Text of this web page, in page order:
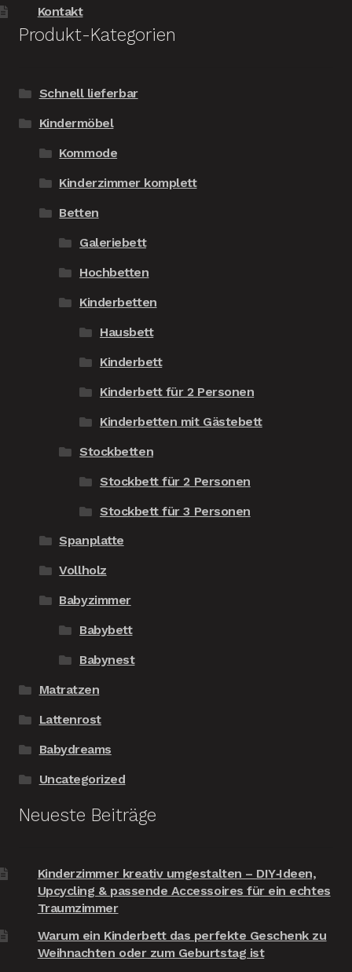
Kontakt
Produkt-Kategorien
Schnell lieferbar
Kindermöbel
Kommode
Kinderzimmer komplett
Betten
Galeriebett
Hochbetten
Kinderbetten
Hausbett
Kinderbett
Kinderbett für 2 Personen
Kinderbetten mit Gästebett
Stockbetten
Stockbett für 2 Personen
Stockbett für 3 Personen
Spanplatte
Vollholz
Babyzimmer
Babybett
Babynest
Matratzen
Lattenrost
Babydreams
Uncategorized
Neueste Beiträge
Kinderzimmer kreativ umgestalten – DIY‑Ideen,
Upcycling & passende Accessoires für ein echtes
Traumzimmer
Warum ein Kinderbett das perfekte Geschenk zu
Weihnachten oder zum Geburtstag ist